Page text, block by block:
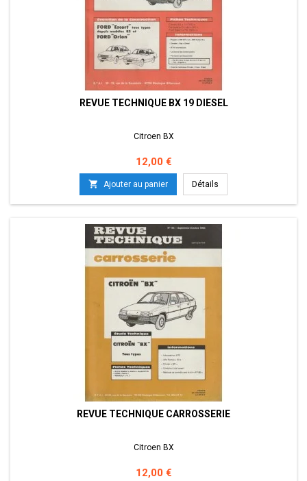
REVUE TECHNIQUE BX 19 DIESEL
Citroen BX
Prix
12,00 €
 Ajouter au panier Détails
REVUE TECHNIQUE CARROSSERIE
Citroen BX
Prix
12,00 €